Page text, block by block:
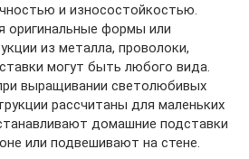
и износостойкостью.
оригинальные формы или
из металла, проволоки,
могут быть любого вида.
выращивании светолюбивых
рассчитаны для маленьких
домашние подставки
или подвешивают на стене.